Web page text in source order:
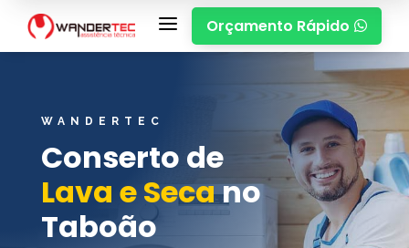
a Orçamento Rápido 
WANDERTEC
Conserto de
Lava e Secano
Taboão